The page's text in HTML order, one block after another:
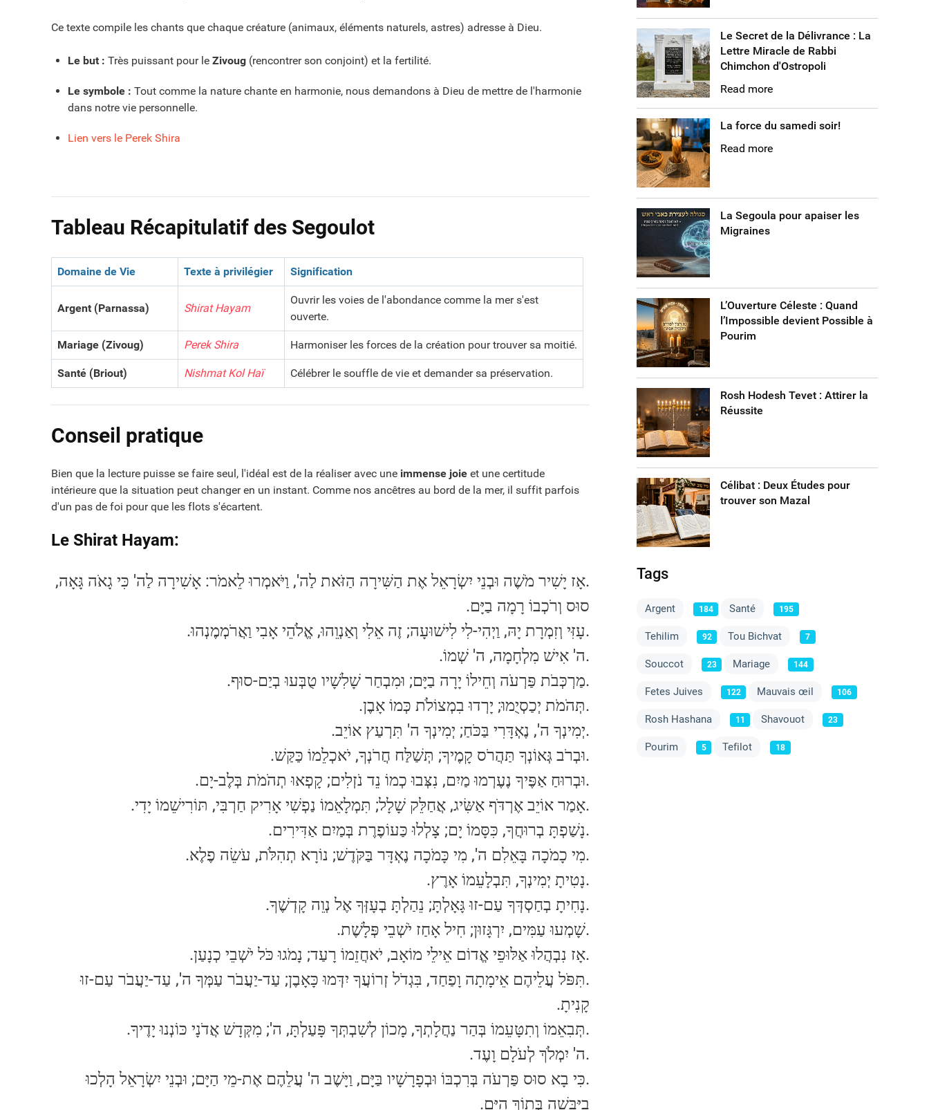
Ce texte compile les chants que chaque créature (animaux, éléments naturels, astres) adresse à Dieu.
Le but : Très puissant pour le Zivoug (rencontrer son conjoint) et la fertilité.
Le symbole : Tout comme la nature chante en harmonie, nous demandons à Dieu de mettre de l'harmonie
dans notre vie personnelle.
Lien vers le Perek Shira
Tableau Récapitulatif des Segoulot
Domaine de Vie Texte à privilégier Signification
Argent (Parnassa) Shirat Hayam
Ouvrir les voies de l'abondance comme la mer s'est
ouverte.
Mariage (Zivoug) Perek Shira Harmoniser les forces de la création pour trouver sa moitié.
Santé (Briout) Nishmat Kol Haï Célébrer le souffle de vie et demander sa préservation.
Conseil pratique
Bien que la lecture puisse se faire seul, l'idéal est de la réaliser avec une immense joie et une certitude
intérieure que la situation peut changer en un instant. Comme nos ancêtres au bord de la mer, il suffit parfois
d'un pas de foi pour que les flots s'écartent.
Le Shirat Hayam:
.אָז יָשִׁיר מֹשֶׁה וּבְנֵי יִשְׂרָאֵל אֶת הַשִּׁירָה הַזֹּאת לַה', וַיֹּאמְרוּ לֵאמֹר: אָשִׁירָה לַה' כִּי גָאֹה גָּאָה,
סוּס וְרֹכְבוֹ רָמָה בַיָּם.
.עָזִּי וְזִמְרָת יָהּ, וַיְהִי-לִי לִישׁוּעָה; זֶה אֵלִי וְאַנְוֵהוּ, אֱלֹהֵי אָבִי וַאֲרֹמְמֶנְהוּ.
.ה' אִישׁ מִלְחָמָה, ה' שְׁמוֹ.
.מַרְכְּבֹת פַּרְעֹה וְחֵילוֹ יָרָה בַיָּם; וּמִבְחַר שָׁלִשָׁיו טֻבְּעוּ בְיַם-סוּף.
.תְּהֹמֹת יְכַסְיֻמוּ; יָרְדוּ בִמְצוֹלֹת כְּמוֹ אָבֶן.
.יְמִינְךָ ה', נֶאְדָּרִי בַּכֹּחַ; יְמִינְךָ ה' תִּרְעַץ אוֹיֵב.
.וּבְרֹב גְּאוֹנְךָ תַּהֲרֹס קָמֶיךָ; תְּשַׁלַּח חֲרֹנְךָ, יֹאכְלֵמוֹ כַּקַּשׁ.
.וּבְרוּחַ אַפֶּיךָ נֶעֶרְמוּ מַיִם, נִצְּבוּ כְמוֹ נֵד נֹזְלִים; קָפְאוּ תְהֹמֹת בְּלֶב-יָם.
.אָמַר אוֹיֵב אֶרְדֹּף אַשִּׂיג, אֲחַלֵּק שָׁלָל; תִּמְלָאֵמוֹ נַפְשִׁי אָרִיק חַרְבִּי, תּוֹרִישֵׁמוֹ יָדִי.
.נָשַׁפְתָּ בְרוּחֲךָ, כִּסָּמוֹ יָם; צָלְלוּ כַּעוֹפֶרֶת בְּמַיִם אַדִּירִים.
.מִי כָמֹכָה בָּאֵלִם ה', מִי כָּמֹכָה נֶאְדָּר בַּקֹּדֶשׁ; נוֹרָא תְהִלֹּת, עֹשֵׂה פֶלֶא.
.נָטִיתָ יְמִינְךָ, תִּבְלָעֵמוֹ אָרֶץ.
.נָחִיתָ בְחַסְדְּךָ עַם-זוּ גָּאָלְתָּ; נֵהַלְתָּ בְעָזְּךָ אֶל נְוֵה קָדְשֶׁךָ.
.שָׁמְעוּ עַמִּים, יִרְגָּזוּן; חִיל אָחַז יֹשְׁבֵי פְּלָשֶׁת.
.אָז נִבְהֲלוּ אַלּוּפֵי אֱדוֹם אֵילֵי מוֹאָב, יֹאחֲזֵמוֹ רָעַד; נָמֹגוּ כֹּל יֹשְׁבֵי כְנָעַן.
.תִּפֹּל עֲלֵיהֶם אֵימָתָה וָפַחַד, בִּגְדֹל זְרוֹעֲךָ יִדְּמוּ כָּאָבֶן; עַד-יַעֲבֹר עַמְּךָ ה', עַד-יַעֲבֹר עַם-זוּ
קָנִיתָ.
.תְּבִאֵמוֹ וְתִטָּעֵמוֹ בְּהַר נַחֲלָתְךָ, מָכוֹן לְשִׁבְתְּךָ פָּעַלְתָּ, ה'; מִקְּדָשׁ אֲדֹנָי כּוֹנְנוּ יָדֶיךָ.
.ה' יִמְלֹךְ לְעֹלָם וָעֶד.
.כִּי בָא סוּס פַּרְעֹה בְּרִכְבּוֹ וּבְפָרָשָׁיו בַּיָּם, וַיָּשֶׁב ה' עֲלֵהֶם אֶת-מֵי הַיָּם; וּבְנֵי יִשְׂרָאֵל הָלְכוּ
בַיַּבָּשָׁה בְּתוֹךְ הַיָּם.
Le Secret de la Délivrance : La
Lettre Miracle de Rabbi
Chimchon d'Ostropoli
Read more
La force du samedi soir!
Read more
La Segoula pour apaiser les
Migraines
L’Ouverture Céleste : Quand
l’Impossible devient Possible à
Pourim
Rosh Hodesh Tevet : Attirer la
Réussite
Célibat : Deux Études pour
trouver son Mazal
Tags
Argent 184 Santé 195
Tehilim 92 Tou Bichvat 7
Souccot 23 Mariage 144
Fetes Juives 122 Mauvais œil 106
Rosh Hashana 11 Shavouot 23
Pourim 5 Tefilot 18